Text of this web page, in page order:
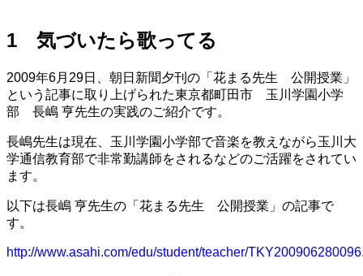
1 気づいたら歌ってる
2009年6月29日、朝日新聞夕刊の「花まる先生 公開授業」
という記事に取り上げられた東京都町田市 玉川学園小学
部 長嶋 亨先生の実践のご紹介です。
長嶋先生は現在、玉川学園小学部で音楽を教えながら玉川大
学通信教育部で非常勤講師をされるなどのご活躍をされてい
ます。
以下は長嶋 亨先生の「花まる先生 公開授業」の記事で
す。
http://www.asahi.com/edu/student/teacher/